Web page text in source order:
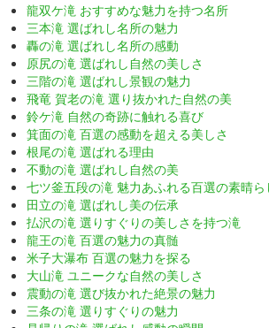
龍双ケ滝 おすすめな魅力を持つ名所
三本滝 選ばれし名所の魅力
轟の滝 選ばれし名所の感動
原尻の滝 選ばれし自然の美しさ
三階の滝 選ばれし景観の魅力
飛竜 賀老の滝 選り抜かれた自然の美
鈴ケ滝 自然の奇跡に触れる喜び
箕面の滝 百選の感動を超える美しさ
根尾の滝 選ばれる理由
不動の滝 選ばれし自然の美
七ツ釜五段の滝 魅力あふれる百選の素晴ら
田立の滝 選ばれし美の伝承
払沢の滝 選りすぐりの美しさを持つ滝
龍王の滝 百選の魅力の真髄
米子大瀑布 百選の魅力を探る
大山滝 ユニークな自然の美しさ
震動の滝 選び抜かれた絶景の魅力
三条の滝 選りすぐりの魅力